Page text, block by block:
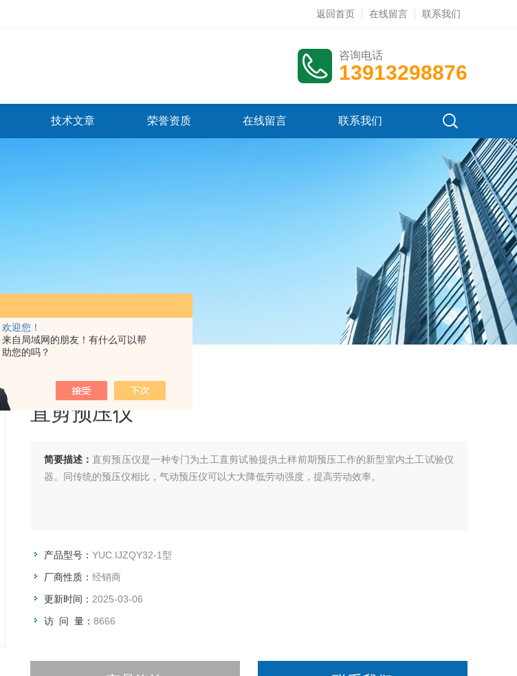
欢迎您！
来自局域网的朋友！有什么可以帮
助您的吗？
返回首页 在线留言 联系我们
咨询电话
13913298876
技术文章 荣誉资质 在线留言 联系我们
直剪预压仪
直剪预压仪
简要描述： 直剪预压仪是一种专门为土工直剪试验提供土样前期预压工作的新型室内土工试验仪
器。同传统的预压仪相比，气动预压仪可以大大降低劳动强度，提高劳动效率。
产品型号： YUC.IJZQY32-1型
厂商性质： 经销商
更新时间： 2025-03-06
访 问 量： 8666